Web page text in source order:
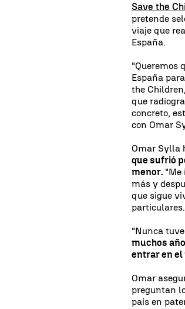
Save the
pretende
viaje que
España.
"Queremos
España
the
que
concreto,
con Omar
Omar Sylla
que sufrió
menor. "Me
más y
que sigue
particulares.
"Nunca
muchos
entrar en el
Omar
preguntan
país en